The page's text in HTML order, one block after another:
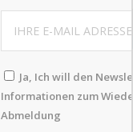
Ja, Ich will den
Informationen zum
Abmeldung